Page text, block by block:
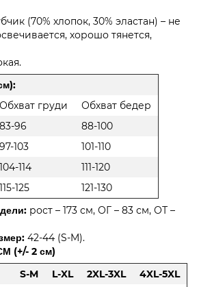
(70% хлопок, 30% эластан) – не
хорошо тянется,
Обхват груди
Обхват бедер
83-96
88-100
97-103
101-110
104-114
111-120
115-125
121-130
рост – 173 см, ОГ – 83 см, ОТ –
42-44 (S-M).
(+/- 2 см)
S-M L-XL 2XL-3XL
4XL-5XL